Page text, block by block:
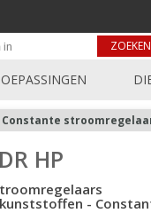
ZOEKEN
Constante
HP
-